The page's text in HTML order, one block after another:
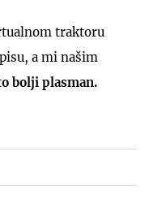
traktoru
a mi našim
bolji plasman.